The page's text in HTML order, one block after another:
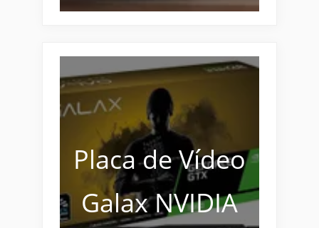
Placa de Vídeo
Galax NVIDIA